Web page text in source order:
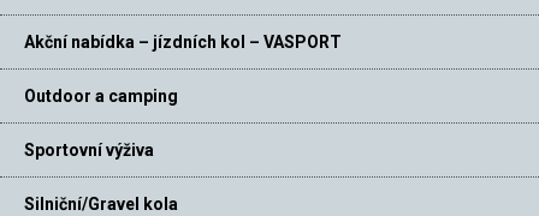
Akční nabídka – jízdních kol – VASPORT
Outdoor a camping
Sportovní výživa
Silniční/Gravel kola